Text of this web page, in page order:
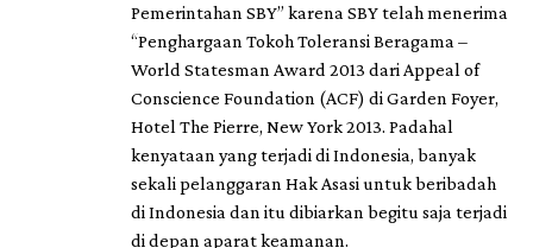
Pemerintahan SBY” karena SBY telah menerima
“Penghargaan Tokoh Toleransi Beragama –
World Statesman Award 2013 dari Appeal of
Conscience Foundation (ACF) di Garden Foyer,
Hotel The Pierre, New York 2013. Padahal
kenyataan yang terjadi di Indonesia, banyak
sekali pelanggaran Hak Asasi untuk beribadah
di Indonesia dan itu dibiarkan begitu saja terjadi
di depan aparat keamanan.